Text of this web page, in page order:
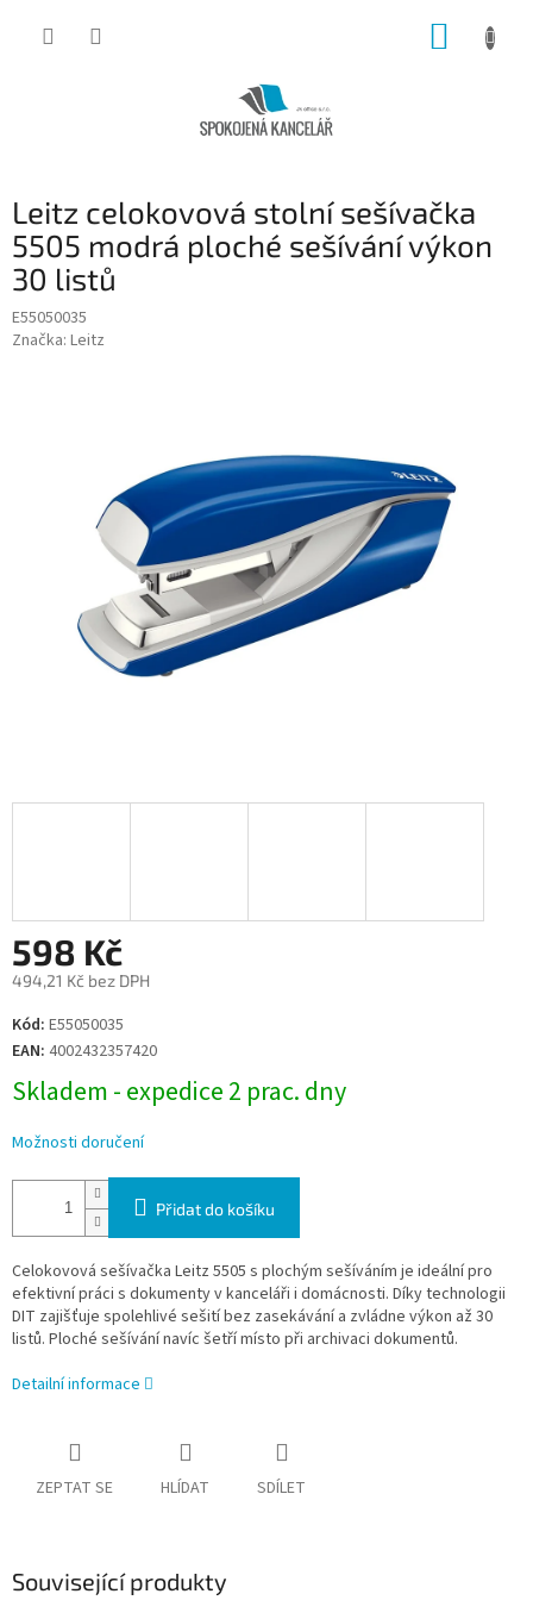
Leitz celokovová stolní sešívačka
5505 modrá ploché sešívání výkon
30 listů
E55050035
Značka: Leitz
598 Kč
494,21 Kč bez DPH
Měrná
cena:
Kód: E55050035
EAN: 4002432357420
Skladem - expedice 2 prac. dny
Možnosti doručení
Přidat do košíku
Celokovová sešívačka Leitz 5505 s plochým sešíváním je ideální pro
efektivní práci s dokumenty v kanceláři i domácnosti. Díky technologii
DIT zajišťuje spolehlivé sešití bez zasekávání a zvládne výkon až 30
listů. Ploché sešívání navíc šetří místo při archivaci dokumentů.
Detailní informace
ZEPTAT SE HLÍDAT SDÍLET
Související produkty